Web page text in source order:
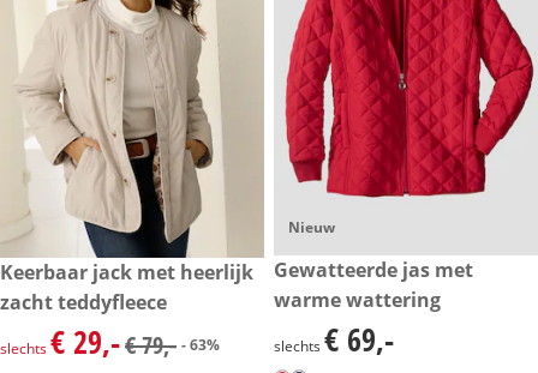
kortingsprijs: € 29,-, vorige prijs: € 79,-
- 63%
Keerbaar jack met heerlijk
zacht teddyfleece
kortingsprijs: € 29,-, vorige prijs: € 79,-
slechts€ 29,-€ 79,- - 63%
Nieuw
€ 69,-
Gewatteerde jas met
warme wattering
€ 69,-
slechts € 69,-